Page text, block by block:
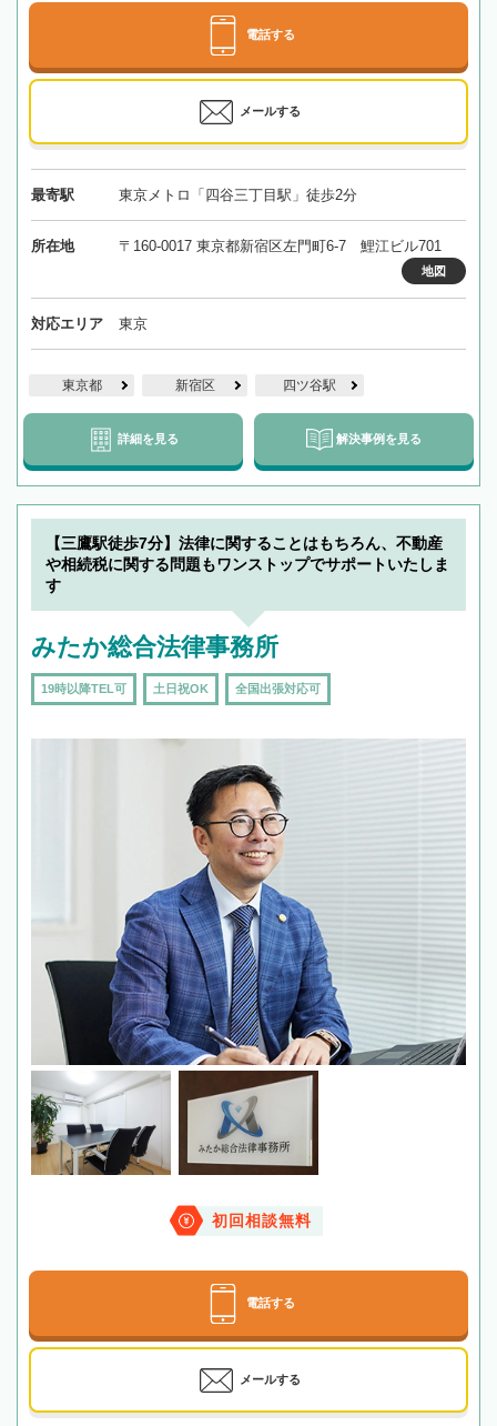
電話する
メールする
最寄駅 東京メトロ「四谷三丁目駅」徒歩2分
所在地 〒160-0017 東京都新宿区左門町6-7 鯉江ビル701
地図
対応エリア 東京
東京都 新宿区 四ツ谷駅
詳細を見る 解決事例を見る
【三鷹駅徒歩7分】法律に関することはもちろん、不動産
や相続税に関する問題もワンストップでサポートいたしま
す
みたか総合法律事務所
19時以降TEL可 土日祝OK 全国出張対応可
初回相談無料
電話する
メールする